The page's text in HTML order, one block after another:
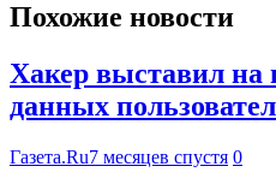
Похожие новости
Хакер выставил на
данных
Газета.Ru7 месяцев спустя 0